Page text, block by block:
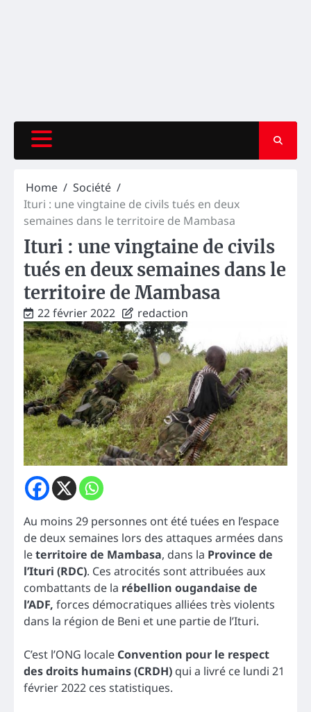
Home
Société
Ituri : une vingtaine de civils tués en deux
semaines dans le territoire de Mambasa
Ituri : une vingtaine de civils
tués en deux semaines dans le
territoire de Mambasa
22 février 2022 redaction
Au moins 29 personnes ont été tuées en l’espace
de deux semaines lors des attaques armées dans
leterritoire de Mambasa, dans la Province de
l’Ituri (RDC). Ces atrocités sont attribuées aux
combattants de la rébellion ougandaise de
l’ADF, forces démocratiques alliées très violents
dans la région de Beni et une partie de l’Ituri.
C’est l’ONG locale Convention pour le respect
des droits humains (CRDH) qui a livré ce lundi 21
février 2022 ces statistiques.